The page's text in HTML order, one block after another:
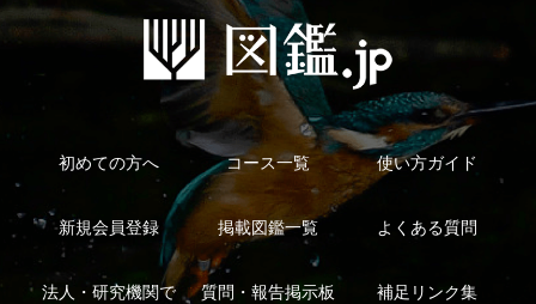
初めての方へ コース一覧
掲載図鑑一覧 よくある質問
質問・報告掲示板 補足リンク集
マイページ